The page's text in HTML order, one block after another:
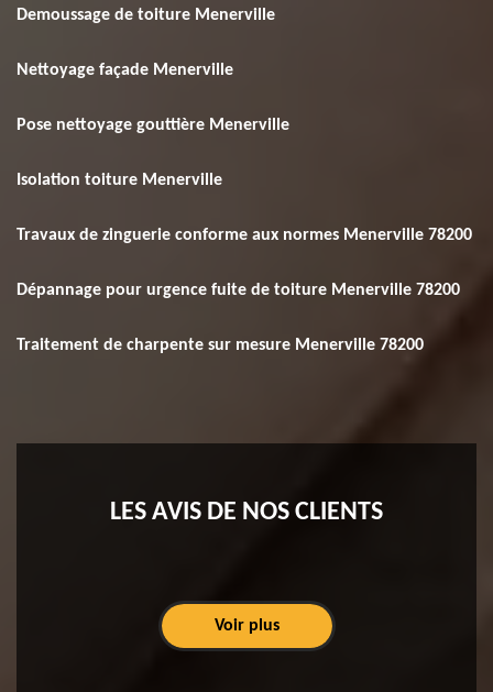
Demoussage de toiture Menerville
Nettoyage façade Menerville
Pose nettoyage gouttière Menerville
Isolation toiture Menerville
Travaux de zinguerie conforme aux normes Menerville 78200
Dépannage pour urgence fuite de toiture Menerville 78200
Traitement de charpente sur mesure Menerville 78200
LES AVIS DE NOS CLIENTS
Voir plus